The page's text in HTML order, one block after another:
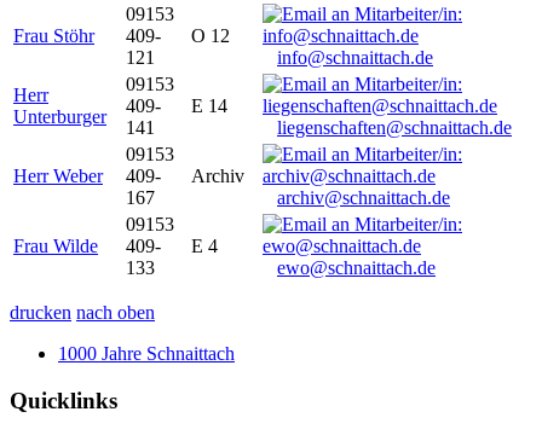
Frau Stöhr
09153
409-
121
O 12
info@schnaittach.de
Herr
Unterburger
09153
409-
141
E 14
liegenschaften@schnaittach.de
Herr Weber
09153
409-
167
Archiv
archiv@schnaittach.de
Frau Wilde
09153
409-
133
E 4
ewo@schnaittach.de
drucken nach oben
1000 Jahre Schnaittach
Quicklinks